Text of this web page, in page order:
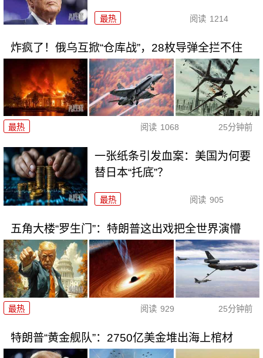
最热 阅读 1214
炸疯了！俄乌互掀“仓库战”，28枚导弹全拦不住
最热 阅读 1068 25分钟前
一张纸条引发血案：美国为何要
替日本“托底”？
最热 阅读 905
五角大楼“罗生门”：特朗普这出戏把全世界演懵
最热 阅读 929 25分钟前
特朗普“黄金舰队”：2750亿美金堆出海上棺材